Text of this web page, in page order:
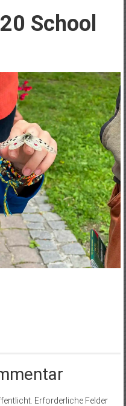
School
Erforderliche Felder